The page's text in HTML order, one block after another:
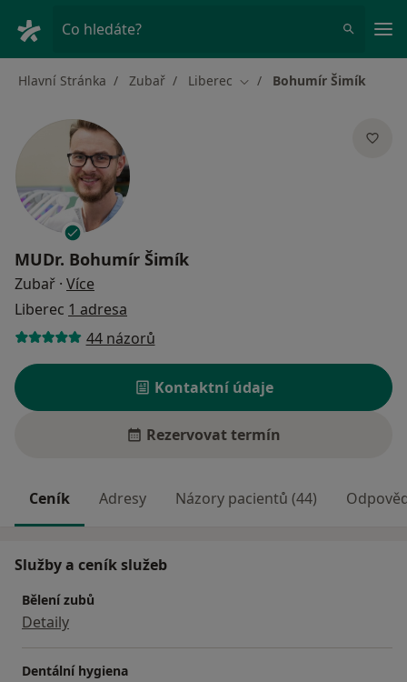
Co hledáte?
Hlavní Stránka Zubař Liberec Změna města
Bohumír Šimík
MUDr. Bohumír Šimík
Zubař · Více
Liberec 1 adresa
44 názorů
Kontaktní údaje
Rezervovat termín
Ceník Adresy Názory pacientů (44)
Služby a ceník služeb
Bělení zubů
Detaily
Dentální hygiena